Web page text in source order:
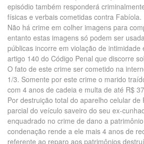
episódio também responderá
físicas e verbais cometidas contra Fabíola.
Não há crime em colher imagens para
entanto estas imagens só podem ser
públicas incorre em violação de intimidade
artigo 140 do Código Penal que discorre
O fato de este crime ser cometido na
1/3. Somente por este crime o marido
com 4 anos de cadeia e multa de até R$
Por destruição total do aparelho celular de
parcial do veículo saveiro do seu ex-
enquadrado no crime de dano a
condenação rende a ele mais 4 anos de
referente ao reparo aos patrimônios